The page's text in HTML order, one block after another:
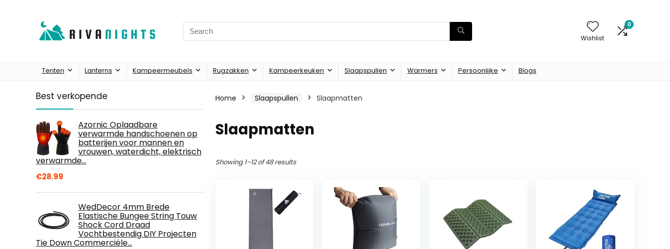
Search
for:
Wishlist
0
Tenten Lanterns Kampeermeubels Rugzakken Kampeerkeuken Slaapspullen Warmers Persoonlijke Blogs
Best verkopende
Azornic Oplaadbare
verwarmde handschoenen op
batterijen voor mannen en
vrouwen, waterdicht, elektrisch
verwarmde…
€28.99
WedDecor 4mm Brede
Elastische Bungee String Touw
Shock Cord Draad
Vochtbestendig DIY Projecten
Tie Down Commerciële…
Home Slaapspullen Slaapmatten
Slaapmatten
Showing 1–12 of 48 results